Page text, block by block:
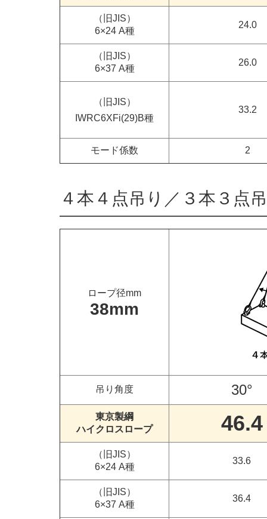
（旧JIS）
6×24 A種
24.0
（旧JIS）
6×37 A種
26.0
（旧JIS）
IWRC6XFi(29)B種
33.2
モード係数 2
４本４点吊り／３本３点
ロープ径mm
38mm
吊り角度 30°
東京製綱
ハイクロスロープ
46.4
（旧JIS）
6×24 A種
33.6
（旧JIS）
6×37 A種
36.4